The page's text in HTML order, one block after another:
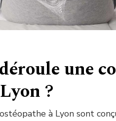
une
?
à Lyon sont